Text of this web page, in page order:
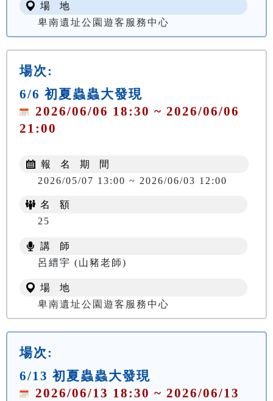
場 地
卑南遺址公園遊客服務中心
場次:
6/6 初夏蟲蟲大發現
2026/06/06 18:30 ~ 2026/06/06
21:00
報 名 期 間
2026/05/07 13:00 ~ 2026/06/03 12:00
名 額
25
講 師
呂縉宇 (山豬老師)
場 地
卑南遺址公園遊客服務中心
場次:
6/13 初夏蟲蟲大發現
2026/06/13 18:30 ~ 2026/06/13